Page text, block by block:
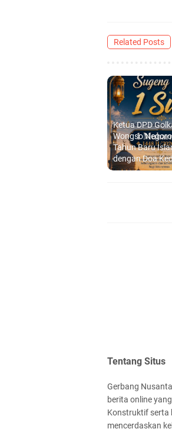
Related Posts
Ketua DPD
Wongso
Tahun Baru
dengan Doa
Tentang Situs
Gerbang
berita online
Konstruktif serta
mencerdaskan